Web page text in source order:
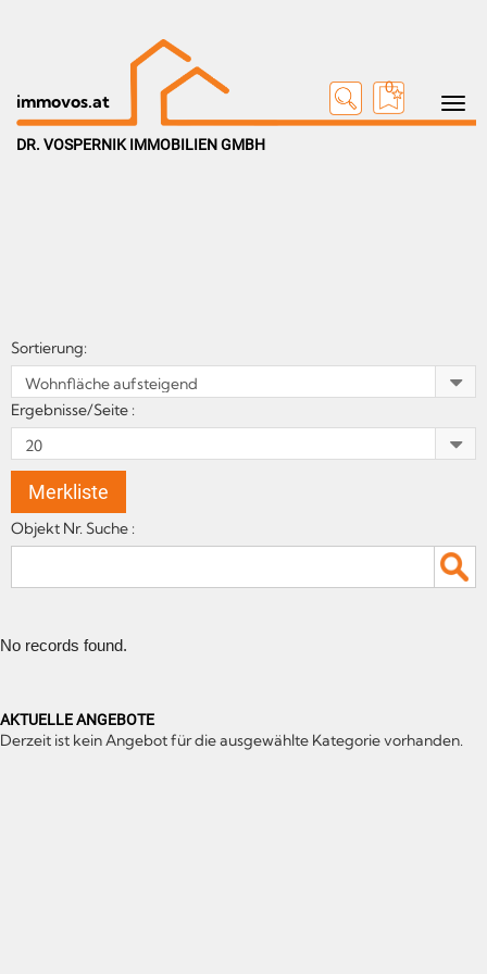
Toggle
immovos.at
0
DR. VOSPERNIK IMMOBILIEN GMBH
Sortierung:
Ergebnisse/Seite :
Merkliste
Objekt Nr. Suche :
No records found.
AKTUELLE ANGEBOTE
Derzeit ist kein Angebot für die ausgewählte Kategorie vorhanden.